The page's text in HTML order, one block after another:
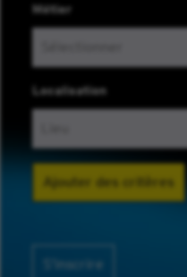
Métier
Localisation
Ajouter des critères
S’inscrire